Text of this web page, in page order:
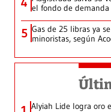
el fondo de
5 Gas de 25 libras ya
minoristas, según
Alyiah Lide logra oro